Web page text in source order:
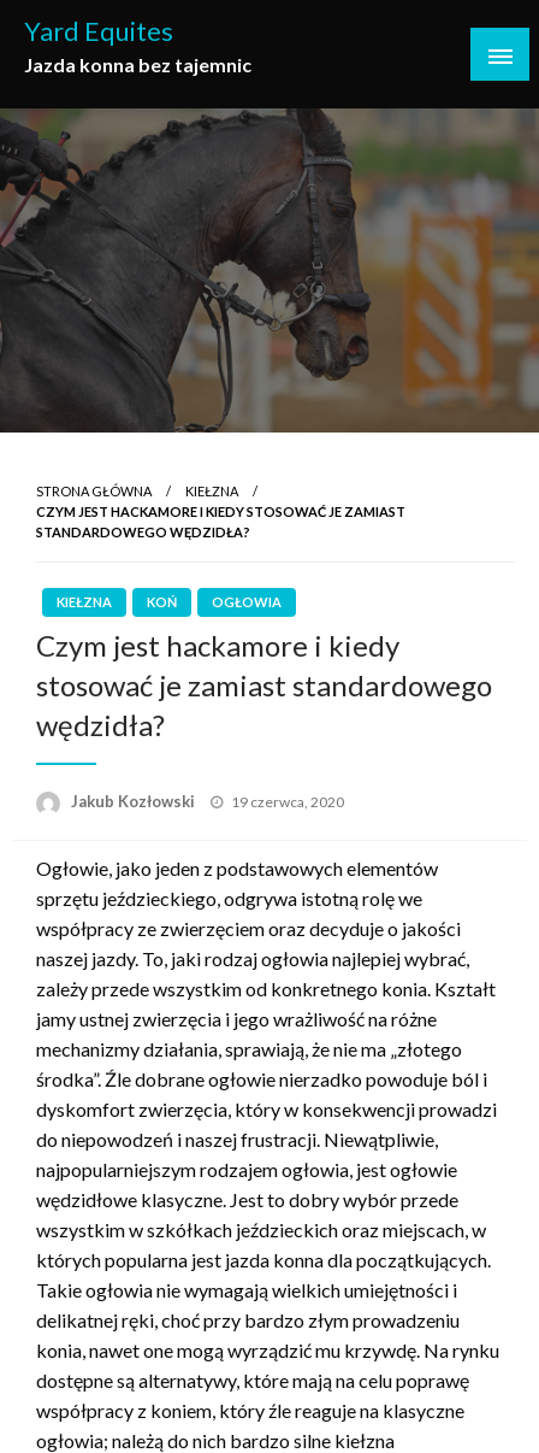
content
Yard Equites
Jazda konna bez tajemnic
STRONA GŁÓWNA
KIEŁZNA
CZYM JEST HACKAMORE I KIEDY STOSOWAĆ JE ZAMIAST
STANDARDOWEGO WĘDZIDŁA?
KIEŁZNA KOŃ OGŁOWIA
Czym jest hackamore i kiedy
stosować je zamiast standardowego
wędzidła?
Jakub Kozłowski
Opublikowane
19 czerwca, 2020
Ogłowie, jako jeden z podstawowych elementów
sprzętu jeździeckiego, odgrywa istotną rolę we
współpracy ze zwierzęciem oraz decyduje o jakości
naszej jazdy. To, jaki rodzaj ogłowia najlepiej wybrać,
zależy przede wszystkim od konkretnego konia. Kształt
jamy ustnej zwierzęcia i jego wrażliwość na różne
mechanizmy działania, sprawiają, że nie ma „złotego
środka”. Źle dobrane ogłowie nierzadko powoduje ból i
dyskomfort zwierzęcia, który w konsekwencji prowadzi
do niepowodzeń i naszej frustracji. Niewątpliwie,
najpopularniejszym rodzajem ogłowia, jest ogłowie
wędzidłowe klasyczne. Jest to dobry wybór przede
wszystkim w szkółkach jeździeckich oraz miejscach, w
których popularna jest jazda konna dla początkujących.
Takie ogłowia nie wymagają wielkich umiejętności i
delikatnej ręki, choć przy bardzo złym prowadzeniu
konia, nawet one mogą wyrządzić mu krzywdę. Na rynku
dostępne są alternatywy, które mają na celu poprawę
współpracy z koniem, który źle reaguje na klasyczne
ogłowia; należą do nich bardzo silne kiełzna